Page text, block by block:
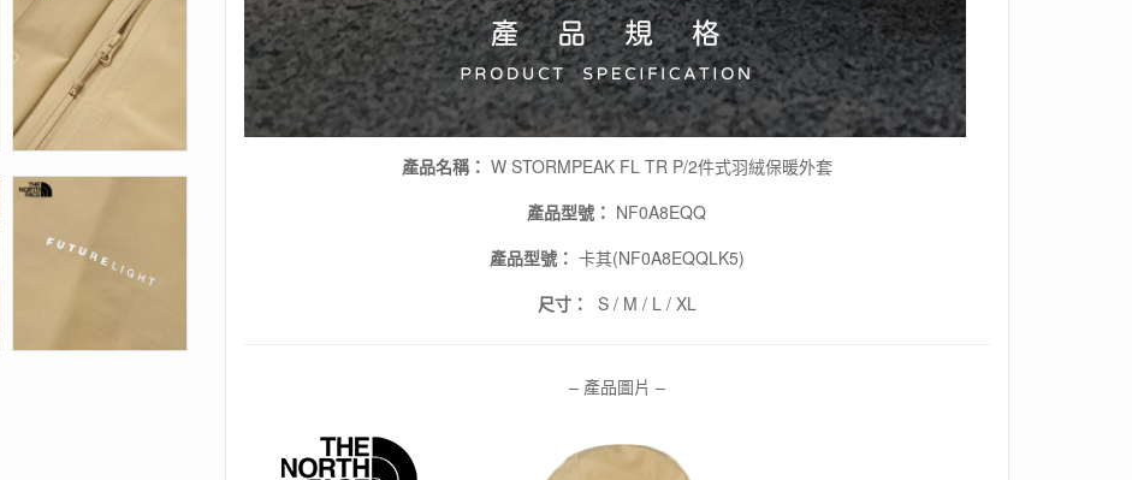
絨
保
暖
外
套
/
產品名稱： W STORMPEAK FL TR P/2件式羽絨保暖外套
產品型號： NF0A8EQQ
產品型號： 卡其(NF0A8EQQLK5)
尺寸：
S / M / L / XL
– 產品圖片 –